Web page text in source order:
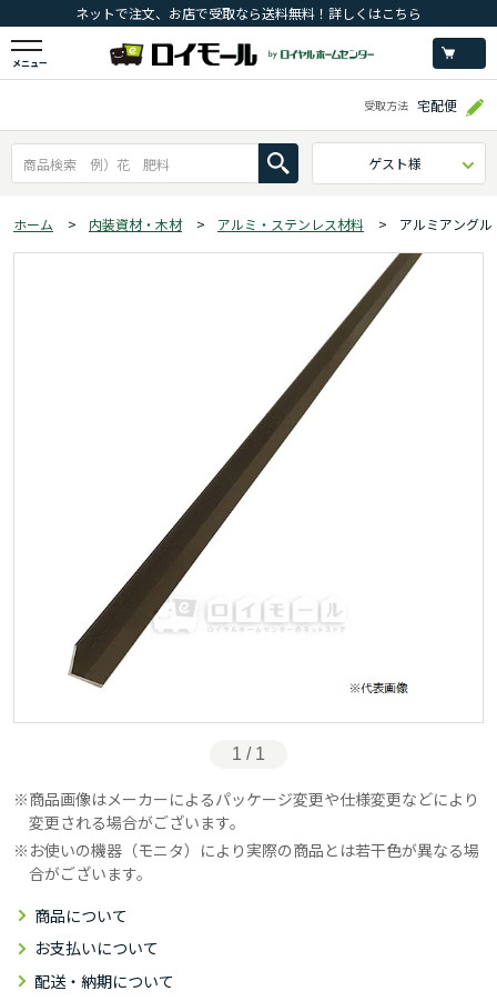
ネットで注文、お店で受取なら送料無料！詳しくはこちら
メニュー
受取方法 宅配便
ゲスト様
ホーム > 内装資材・木材 > アルミ・ステンレス材料 > アルミアング
1 / 1
商品画像はメーカーによるパッケージ変更や仕様変更などにより
変更される場合がございます。
お使いの機器（モニタ）により実際の商品とは若干色が異なる場
合がございます。
商品について
お支払いについて
配送・納期について